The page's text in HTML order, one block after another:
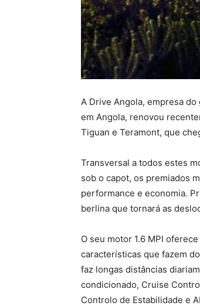
A Drive Angola, empresa
em Angola, renovou
Tiguan e Teramont, que
Transversal a todos estes
sob o capot, os premiados
performance e economia.
berlina que tornará as
O seu motor 1.6 MPI
características que fazem
faz longas distâncias
condicionado, Cruise
Controlo de Estabilidade e